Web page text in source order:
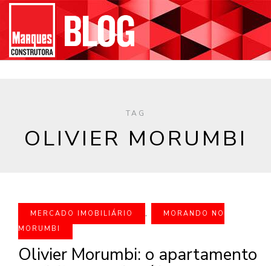
TAG
OLIVIER MORUMBI
MERCADO IMOBILIÁRIO ,
MORANDO NO
MORUMBI
Olivier Morumbi: o apartamento